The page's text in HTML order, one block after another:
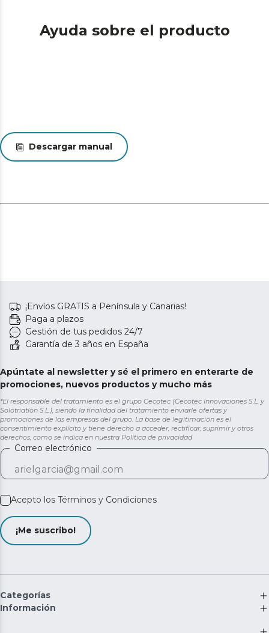
Ayuda sobre el producto
Descargar manual
¡Envíos GRATIS a Península y Canarias!
Paga a plazos
Gestión de tus pedidos 24/7
Garantía de 3 años en España
Apúntate al newsletter y sé el primero en enterarte de
promociones, nuevos productos y mucho más
*El responsable del tratamiento es el grupo Cecotec (Cecotec Innovaciones S.L. y
Solotriatlon S.L.), siendo la finalidad del tratamiento enviarle ofertas y
promociones de las empresas del grupo. La base de legitimación es el
consentimiento explícito y tiene derecho a acceder, rectificar, suprimir y otros
derechos, como se indica en nuestra Política de privacidad
Correo electrónico
Acepto los Términos y Condiciones
¡Me suscribo!
Categorías
Información